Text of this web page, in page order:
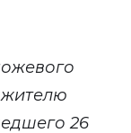
жителю
26